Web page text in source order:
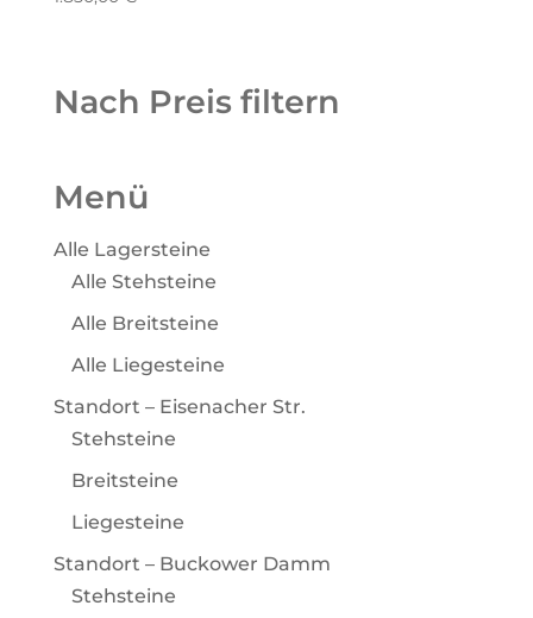
Nach Preis filtern
Menü
Alle Lagersteine
Alle Stehsteine
Alle Breitsteine
Alle Liegesteine
Standort – Eisenacher Str.
Stehsteine
Breitsteine
Liegesteine
Standort – Buckower Damm
Stehsteine